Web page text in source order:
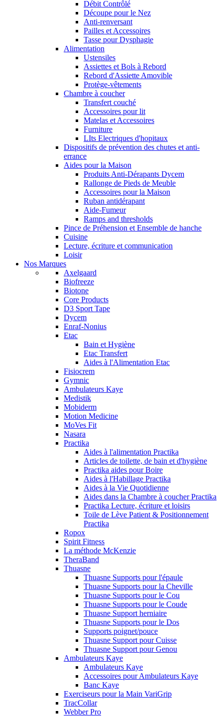
Débit Contrôlé
Découpe pour le Nez
Anti-renversant
Pailles et Accessoires
Tasse pour Dysphagie
Alimentation
Ustensiles
Assiettes et Bols à Rebord
Rebord d'Assiette Amovible
Protège-vêtements
Chambre à coucher
Transfert couché
Accessoires pour lit
Matelas et Accessoires
Furniture
LIts Electriques d'hopitaux
Dispositifs de prévention des chutes et anti-
errance
Aides pour la Maison
Produits Anti-Dérapants Dycem
Rallonge de Pieds de Meuble
Accessoires pour la Maison
Ruban antidérapant
Aide-Fumeur
Ramps and thresholds
Pince de Préhension et Ensemble de hanche
Cuisine
Lecture, écriture et communication
Loisir
Nos Marques
Axelgaard
Biofreeze
Biotone
Core Products
D3 Sport Tape
Dycem
Enraf-Nonius
Etac
Bain et Hygiène
Etac Transfert
Aides à l'Alimentation Etac
Fisiocrem
Gymnic
Ambulateurs Kaye
Medistik
Mobiderm
Motion Medicine
MoVes Fit
Nasara
Practika
Aides à l'alimentation Practika
Articles de toilette, de bain et d'hygiène
Practika aides pour Boire
Aides à l'Habillage Practika
Aides à la Vie Quotidienne
Aides dans la Chambre à coucher Practika
Practika Lecture, écriture et loisirs
Toile de Lève Patient & Positionnement
Practika
Ropox
Spirit Fitness
La méthode McKenzie
TheraBand
Thuasne
Thuasne Supports pour l'épaule
Thuasne Supports pour la Cheville
Thuasne Supports pour le Cou
Thuasne Supports pour le Coude
Thuasne Support herniaire
Thuasne Supports pour le Dos
Supports poignet/pouce
Thuasne Support pour Cuisse
Thuasne Support pour Genou
Ambulateurs Kaye
Ambulateurs Kaye
Accessoires pour Ambulateurs Kaye
Banc Kaye
Exerciseurs pour la Main VariGrip
TracCollar
Webber Pro